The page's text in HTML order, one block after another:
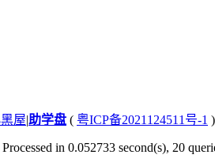
屋|助学盘 ( 粤ICP备2021124511号-1 )
Processed in 0.052733 second(s), 20